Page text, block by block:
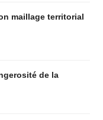
maillage territorial
de la